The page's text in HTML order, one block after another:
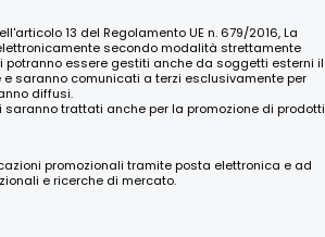
13 del Regolamento UE n. 679/2016, La
secondo modalità strettamente
essere gestiti anche da soggetti esterni il
saranno comunicati a terzi esclusivamente per
diffusi.
trattati anche per la promozione di prodotti
promozionali tramite posta elettronica e ad
e ricerche di mercato.